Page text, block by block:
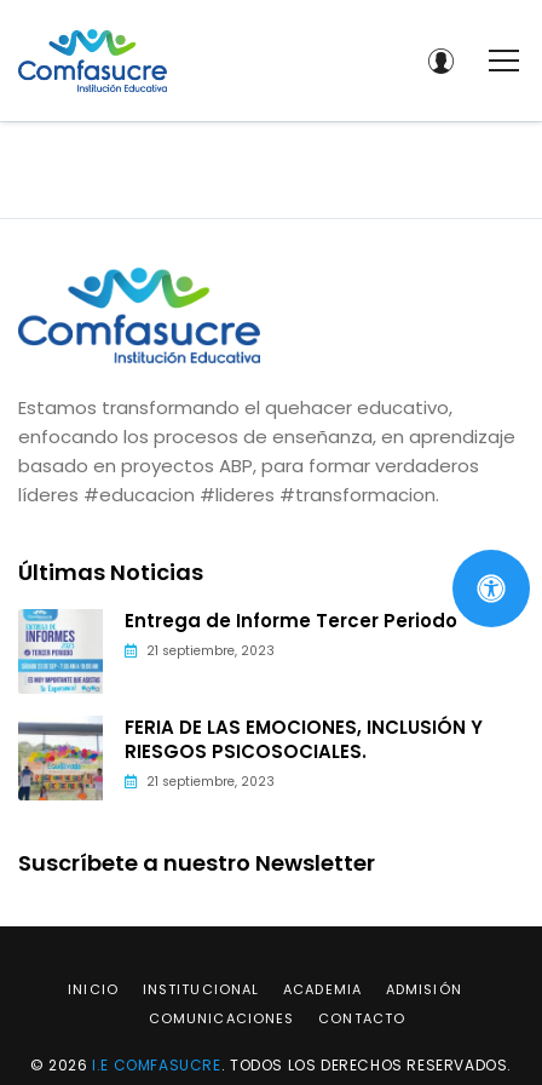
Estamos transformando el quehacer educativo,
enfocando los procesos de enseñanza, en aprendizaje
basado en proyectos ABP, para formar verdaderos
líderes #educacion #lideres #transformacion.
Últimas Noticias
Entrega de Informe Tercer Periodo
21 septiembre, 2023
FERIA DE LAS EMOCIONES, INCLUSIÓN Y
RIESGOS PSICOSOCIALES.
21 septiembre, 2023
Suscríbete a nuestro Newsletter
INICIO INSTITUCIONAL ACADEMIA
ADMISIÓN
COMUNICACIONES
CONTACTO
© 2026I.E COMFASUCRE. TODOS LOS DERECHOS RESERVADOS.